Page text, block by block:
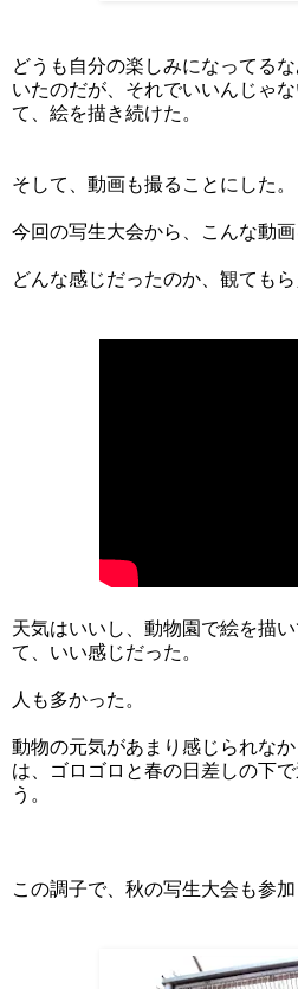
どうも自分の楽しみになってる
いたのだが、それでいいんじゃ
て、絵を描き続けた。
そして、動画も撮ることにした。
今回の写生大会から、こんな動画
どんな感じだったのか、観ても
天気はいいし、動物園で絵を描
て、いい感じだった。
人も多かった。
動物の元気があまり感じられな
は、ゴロゴロと春の日差しの下
う。
この調子で、秋の写生大会も参加